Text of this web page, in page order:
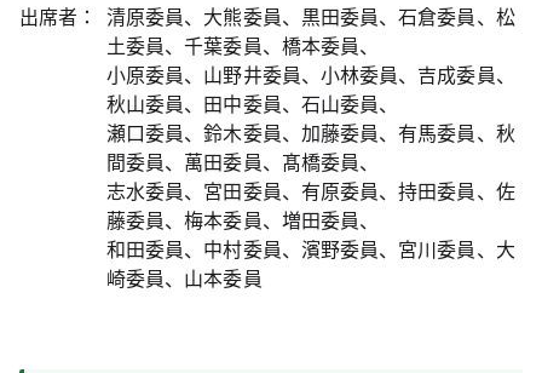
出席者：
清原委員、大熊委員、黒田委員、石倉委員、松
土委員、千葉委員、橋本委員、
小原委員、山野井委員、小林委員、吉成委員、
秋山委員、田中委員、石山委員、
瀬口委員、鈴木委員、加藤委員、有馬委員、秋
間委員、萬田委員、髙橋委員、
志水委員、宮田委員、有原委員、持田委員、佐
藤委員、梅本委員、増田委員、
和田委員、中村委員、濱野委員、宮川委員、大
崎委員、山本委員